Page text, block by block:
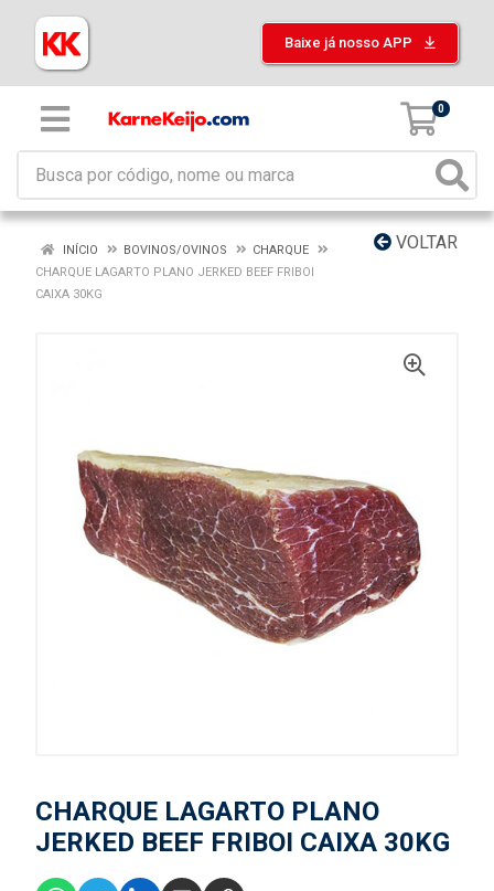
Baixe já nosso APP
0
VOLTAR
INÍCIO BOVINOS/OVINOS
CHARQUE
CHARQUE LAGARTO PLANO JERKED BEEF FRIBOI
CAIXA 30KG
CHARQUE LAGARTO PLANO
JERKED BEEF FRIBOI CAIXA 30KG